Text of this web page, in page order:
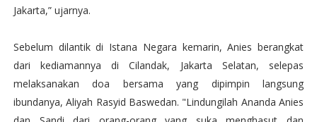
Jakarta,” ujarnya.
Sebelum dilantik di Istana Negara kemarin, Anies berangkat
dari kediamannya di Cilandak, Jakarta Selatan, selepas
melaksanakan doa bersama yang dipimpin langsung
ibundanya, Aliyah Rasyid Baswedan. "Lindungilah Ananda Anies